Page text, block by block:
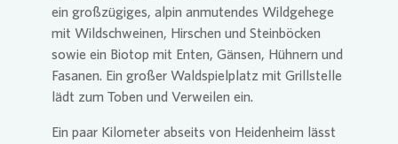
ein großzügiges, alpin anmutendes Wildgehege
mit Wildschweinen, Hirschen und Steinböcken
sowie ein Biotop mit Enten, Gänsen, Hühnern und
Fasanen. Ein großer Waldspielplatz mit Grillstelle
lädt zum Toben und Verweilen ein.
Ein paar Kilometer abseits von Heidenheim lässt